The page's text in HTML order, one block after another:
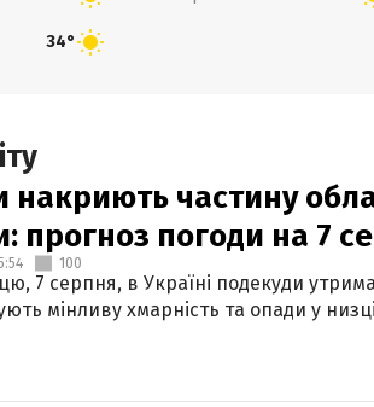
34°
накриють частину
прогноз погоди на 7
100
7 серпня, в Україні подекуди
мінливу хмарність та опади у низці